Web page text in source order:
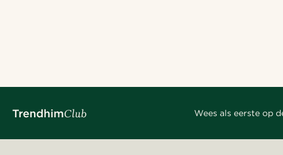
Wees als eerste op